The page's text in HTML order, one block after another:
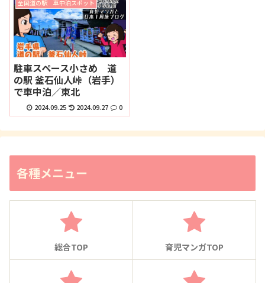
全国道の駅 車中泊スポット
駐車スペース小さめ 道
の駅 釜石仙人峠（岩手）
で車中泊／東北
2024.09.25 2024.09.27 0
各種メニュー
総合TOP 育児マンガTOP